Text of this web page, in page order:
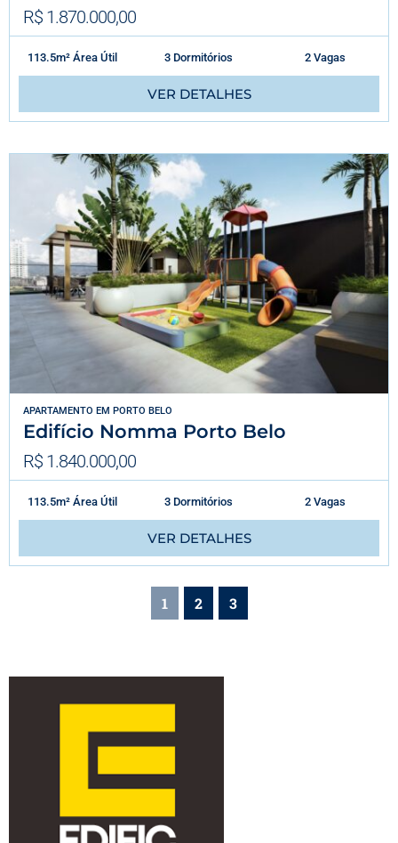
R$ 1.870.000,00
113.5m² Área Útil 3 Dormitórios 2 Vagas
VER DETALHES
APARTAMENTO EM PORTO BELO
Edifício Nomma Porto Belo
R$ 1.840.000,00
113.5m² Área Útil 3 Dormitórios 2 Vagas
VER DETALHES
1 2 3